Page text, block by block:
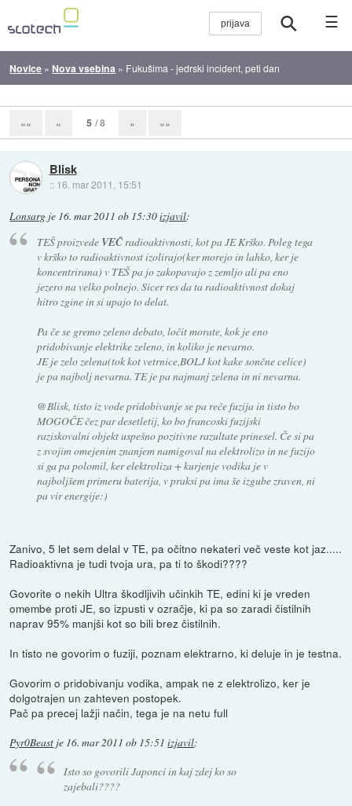
☰
Novice » Nova vsebina » Fukušima - jedrski incident, peti dan
«« « 5 / 8 » »»
Blisk
:: 16. mar 2011, 15:51
Lonsarg je 16. mar 2011 ob 15:30izjavil:
TEŠ proizvede VEČradioaktivnosti, kot pa JE Krško. Poleg tega
v krško to radioaktivnost izolirajo(ker morejo in lahko, ker je
koncentrirana) v TEŠ pa jo zakopavajo z zemljo ali pa eno
jezero na velko polnejo. Sicer res da ta radioaktivnost dokaj
hitro zgine in si upajo to delat.
Pa če se gremo zeleno debato, ločit morate, kok je eno
pridobivanje elektrike zeleno, in koliko je nevarno.
JE je zelo zelena(tok kot vetrnice,BOLJ kot kake sončne celice)
je pa najbolj nevarna. TE je pa najmanj zelena in ni nevarna.
@Blisk, tisto iz vode pridobivanje se pa reče fuzija in tisto bo
MOGOČE čez par desetletij, ko bo francoski fuzijski
raziskovalni objekt uspešno pozitivne razultate prinesel. Če si pa
z svojim omejenim znanjem namigoval na elektrolizo in ne fuzijo
si ga pa polomil, ker elektroliza + kurjenje vodika je v
najboljšem primeru baterija, v praksi pa ima še izgube zraven, ni
pa vir energije:)
Zanivo, 5 let sem delal v TE, pa očitno nekateri več veste kot jaz.....
Radioaktivna je tudi tvoja ura, pa ti to škodi????
Govorite o nekih Ultra škodljivih učinkih TE, edini ki je vreden
omembe proti JE, so izpusti v ozračje, ki pa so zaradi čistilnih
naprav 95% manjši kot so bili brez čistilnih.
In tisto ne govorim o fuziji, poznam elektrarno, ki deluje in je testna.
Govorim o pridobivanju vodika, ampak ne z elektrolizo, ker je
dolgotrajen un zahteven postopek.
Pač pa precej lažji način, tega je na netu full
Pyr0Beast je 16. mar 2011 ob 15:51 izjavil:
Isto so govorili Japonci in kaj zdej ko so
zajebali????